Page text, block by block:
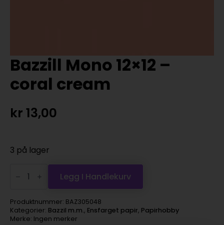
Bazzill Mono 12×12 –
coral cream
kr 13,00
3 på lager
Mono
12×12
coral
cream
antall
Legg I Handlekurv
Produktnummer: BAZ305048
Kategorier: Bazzil m.m., Ensfarget papir, Papirhobby
Merke: Ingen merker